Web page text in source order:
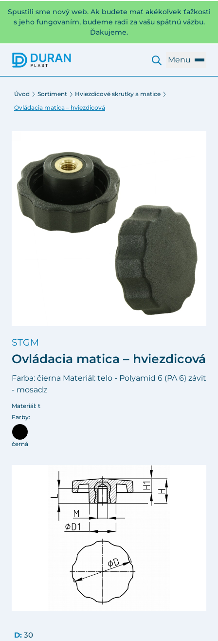
Spustili sme nový web. Ak budete mať akékoľvek ťažkosti
s jeho fungovaním, budeme radi za vašu spätnú väzbu.
Ďakujeme.
Menu
Úvod Sortiment
Hviezdicové skrutky a matice
Ovládacia matica – hviezdicová
STGM
Ovládacia matica – hviezdicová
Farba: čierna Materiál: telo - Polyamid 6 (PA 6) závit
- mosadz
Materiál: t
Farby:
černá
D: 30